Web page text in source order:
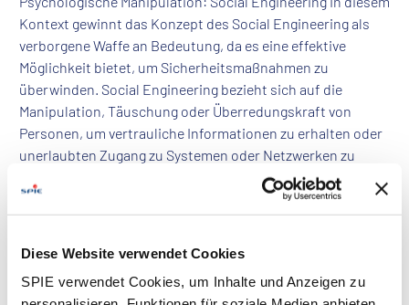
Diese Website verwendet Cookies
SPIE verwendet Cookies, um Inhalte und Anzeigen zu
Kontext gewinnt das Konzept des Social Engineering als
verborgene Waffe an Bedeutung, da es eine effektive
Möglichkeit bietet, um Sicherheitsmaßnahmen zu
überwinden. Social Engineering bezieht sich auf die
Manipulation, Täuschung oder Überredungskraft von
Personen, um vertrauliche Informationen zu erhalten oder
unerlaubten Zugang zu Systemen oder Netzwerken zu
erlangen. Bei den informativen Fachvorträgen über die
neuesten Hacker-Trends und einer beeindruckenden Live-
Hacking-Demonstration berichtete das Unternehmen
Erfahrungen mit einem Cyberangriff. Dem Unternehmen
wurde deutlich, dass solche Angriffe nicht nur große